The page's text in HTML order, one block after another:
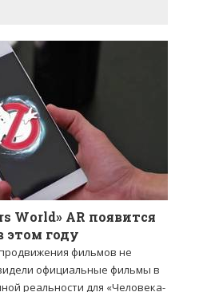
World» AR появится
этом году
фильмов не
официальные фильмы в
реальности для «Человека-